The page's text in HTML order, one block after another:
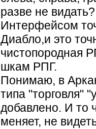
разве не
Интерфейсом
Диабло,и это
чистопородная
шкам РПГ.
Понимаю, в
типа "торговля"
добавлено. И то
меняет, не